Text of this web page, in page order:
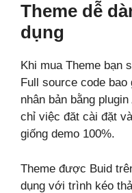
Theme dễ
dụng
Khi mua Theme bạn
Full source code
nhân bản bằng plugin
chỉ việc đăt cài đặt
giống demo 100%.
Theme được Buid
dụng với trình kéo